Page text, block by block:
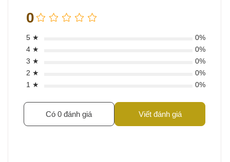
0
5 ★
0%
4 ★
0%
3 ★
0%
2 ★
0%
1 ★
0%
Có 0 đánh giá Viết đánh giá